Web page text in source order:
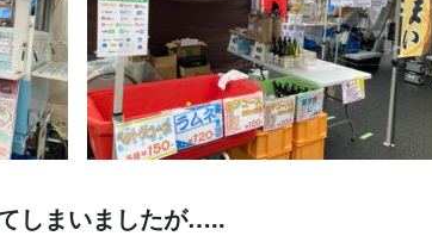
しまいましたが…..